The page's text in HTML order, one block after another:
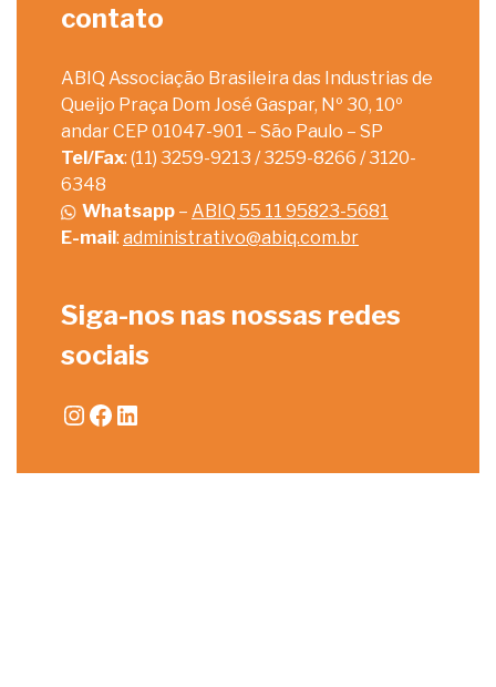
contato
ABIQ Associação Brasileira das Industrias de
Queijo Praça Dom José Gaspar, Nº 30, 10º
andar CEP 01047-901 – São Paulo – SP
Tel/Fax: (11) 3259-9213 / 3259-8266 / 3120-
6348
Whatsapp – ABIQ 55 11 95823-5681
E-mail: administrativo@abiq.com.br
Siga-nos nas nossas redes
sociais
Instagram
Facebook
LinkedIn